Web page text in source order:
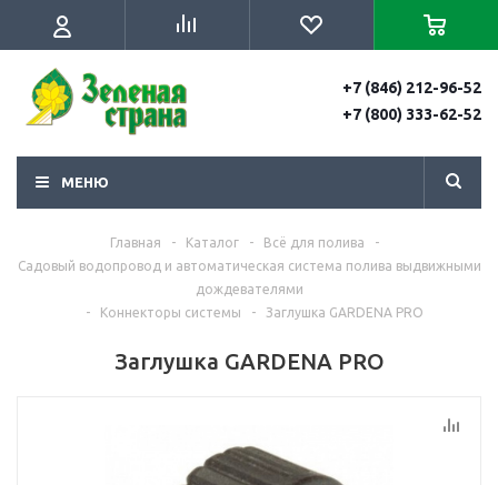
+7 (846) 212-96-52
+7 (800) 333-62-52
МЕНЮ
Главная - Каталог - Всё для полива
-
Садовый водопровод и автоматическая система полива выдвижными
дождевателями
-
Коннекторы системы - Заглушка GARDENA PRO
Заглушка GARDENA PRO